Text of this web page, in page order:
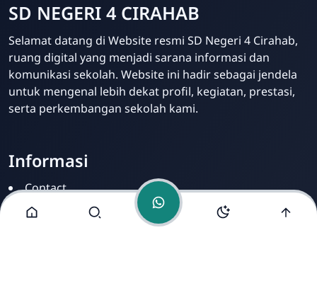
Admin
Online
SD NEGERI 4 CIRAHAB
Selamat datang di Website resmi SD Negeri 4 Cirahab,
ruang digital yang menjadi sarana informasi dan
komunikasi sekolah. Website ini hadir sebagai jendela
untuk mengenal lebih dekat profil, kegiatan, prestasi,
serta perkembangan sekolah kami.
Informasi
Contact
Disclamer